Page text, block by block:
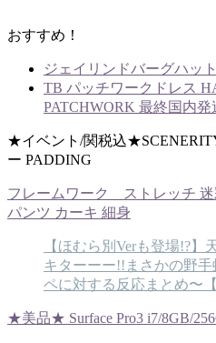
おすすめ！
ジェイリンドバーグハット
TB パッチワークドレス
PATCHWORK 最終国内発
★イベント/関税込
ー PADDING
フレームワーク ストレッチ 迷
パンツ カーキ 細身
【ほむら別Verも登場!?
キターーー!!まさかの野
ペに対する反応まとめ〜
★美品★ Surface Pro3 i7/8GB/